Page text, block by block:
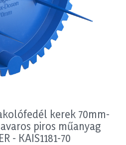
kerek 70mm-
piros műanyag
- KAIS1181-70